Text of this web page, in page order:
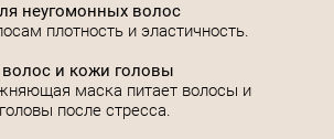
неугомонных волос
плотность и эластичность.
и кожи головы
маска питает волосы и
после стресса.